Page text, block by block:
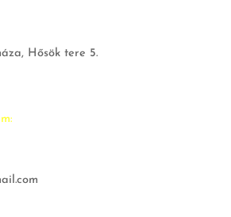
Hősök tere 5.